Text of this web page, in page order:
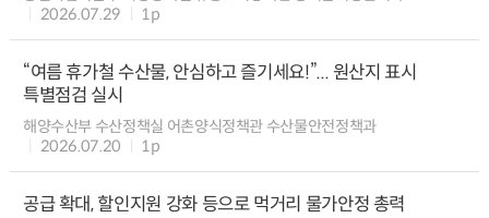
2026.07.29
1p
“여름 휴가철 수산물, 안심하고 즐기세요!”... 원산지 표시
특별점검 실시
해양수산부 수산정책실 어촌양식정책관 수산물안전정책과
2026.07.20
1p
공급 확대, 할인지원 강화 등으로 먹거리 물가안정 총력